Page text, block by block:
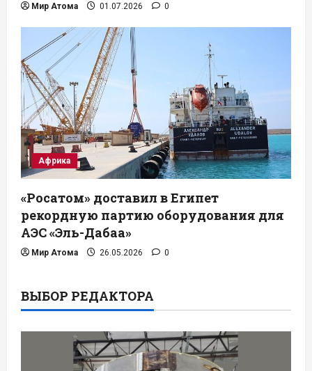
Мир Атома 01.07.2026 0
Африка
«Росатом» доставил в Египет
рекордную партию оборудования для
АЭС «Эль-Дабаа»
Мир Атома 26.05.2026 0
ВЫБОР РЕДАКТОРА